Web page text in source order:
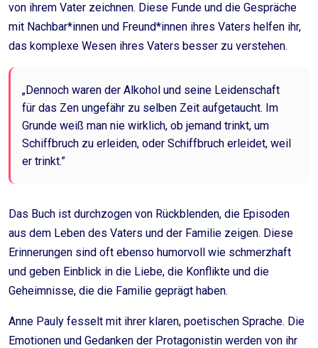
von ihrem Vater zeichnen. Diese Funde und die Gespräche
mit Nachbar*innen und Freund*innen ihres Vaters helfen ihr,
das komplexe Wesen ihres Vaters besser zu verstehen.
„Dennoch waren der Alkohol und seine Leidenschaft
für das Zen ungefähr zu selben Zeit aufgetaucht. Im
Grunde weiß man nie wirklich, ob jemand trinkt, um
Schiffbruch zu erleiden, oder Schiffbruch erleidet, weil
er trinkt.”
Das Buch ist durchzogen von Rückblenden, die Episoden
aus dem Leben des Vaters und der Familie zeigen. Diese
Erinnerungen sind oft ebenso humorvoll wie schmerzhaft
und geben Einblick in die Liebe, die Konflikte und die
Geheimnisse, die die Familie geprägt haben.
Anne Pauly fesselt mit ihrer klaren, poetischen Sprache. Die
Emotionen und Gedanken der Protagonistin werden von ihr